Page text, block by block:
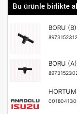
Bu ürünle birlikte
BORU (B)
BORU (A)